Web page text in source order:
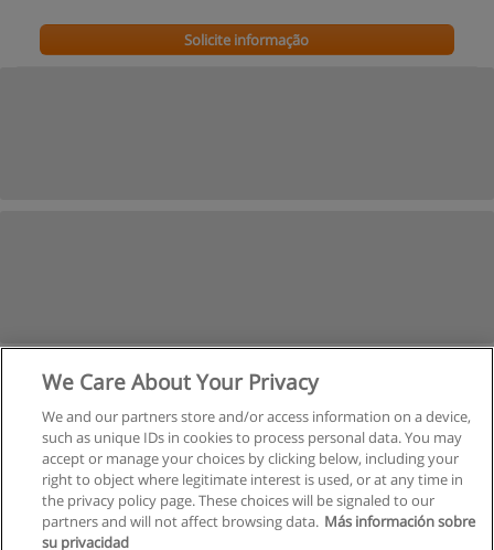
Solicite informação
We Care About Your Privacy
We and our partners store and/or access information on a device,
such as unique IDs in cookies to process personal data. You may
accept or manage your choices by clicking below, including your
right to object where legitimate interest is used, or at any time in
the privacy policy page. These choices will be signaled to our
partners and will not affect browsing data. Más información sobre
su privacidad